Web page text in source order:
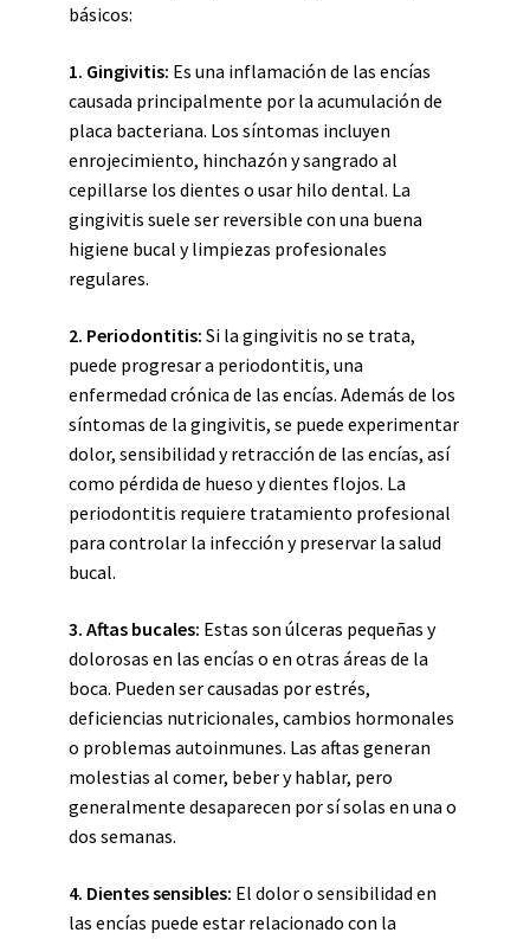
básicos:
1. Gingivitis: Es una inflamación de las encías
causada principalmente por la acumulación de
placa bacteriana. Los síntomas incluyen
enrojecimiento, hinchazón y sangrado al
cepillarse los dientes o usar hilo dental. La
gingivitis suele ser reversible con una buena
higiene bucal y limpiezas profesionales
regulares.
2. Periodontitis: Si la gingivitis no se trata,
puede progresar a periodontitis, una
enfermedad crónica de las encías. Además de los
síntomas de la gingivitis, se puede experimentar
dolor, sensibilidad y retracción de las encías, así
como pérdida de hueso y dientes flojos. La
periodontitis requiere tratamiento profesional
para controlar la infección y preservar la salud
bucal.
3. Aftas bucales: Estas son úlceras pequeñas y
dolorosas en las encías o en otras áreas de la
boca. Pueden ser causadas por estrés,
deficiencias nutricionales, cambios hormonales
o problemas autoinmunes. Las aftas generan
molestias al comer, beber y hablar, pero
generalmente desaparecen por sí solas en una o
dos semanas.
4. Dientes sensibles: El dolor o sensibilidad en
las encías puede estar relacionado con la